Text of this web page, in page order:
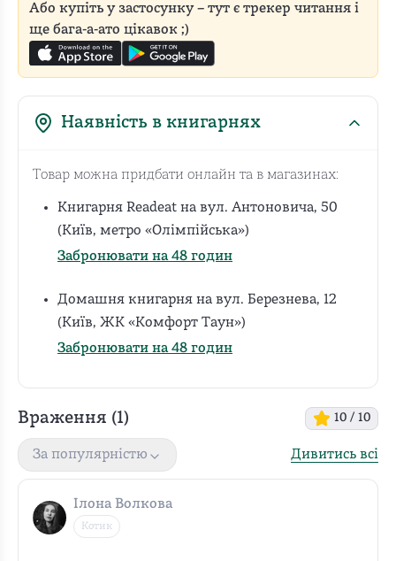
Або купіть у застосунку – тут є трекер читання і
ще бага-а-ато цікавок ;)
Наявність в книгарнях
Товар можна придбати онлайн та в магазинах:
Книгарня Readeat на вул. Антоновича, 50
(Київ, метро «Олімпійська»)
Забронювати на 48 годин
Домашня книгарня на вул. Березнева, 12
(Київ, ЖК «Комфорт Таун»)
Забронювати на 48 годин
Враження (1) 10 / 10
За популярністю Дивитись всі
Ілона Волкова
Котик